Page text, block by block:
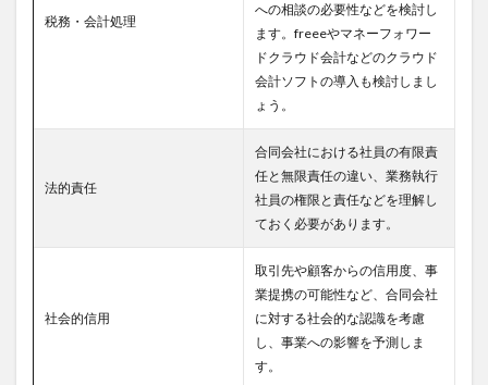
税務・会計処理
への相談の必要性などを検討し
ます。freeeやマネーフォワー
ドクラウド会計などのクラウド
会計ソフトの導入も検討しまし
ょう。
法的責任
合同会社における社員の有限責
任と無限責任の違い、業務執行
社員の権限と責任などを理解し
ておく必要があります。
社会的信用
取引先や顧客からの信用度、事
業提携の可能性など、合同会社
に対する社会的な認識を考慮
し、事業への影響を予測しま
す。